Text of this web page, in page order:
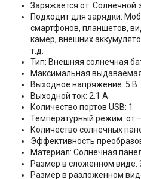
Заряжается от: Солнечной
Подходит для зарядки:
смартфонов, планшетов,
камер, внешних
т.д.
Тип: Внешняя солнечная
Максимальная
Выходное напряжение: 5 В
Выходной ток: 2.1 А
Количество портов USB: 1
Температурный режим: от –
Количество солнечных
Эффективность
Материал: Солнечная
Размер в сложенном виде:
Размер в разложенном